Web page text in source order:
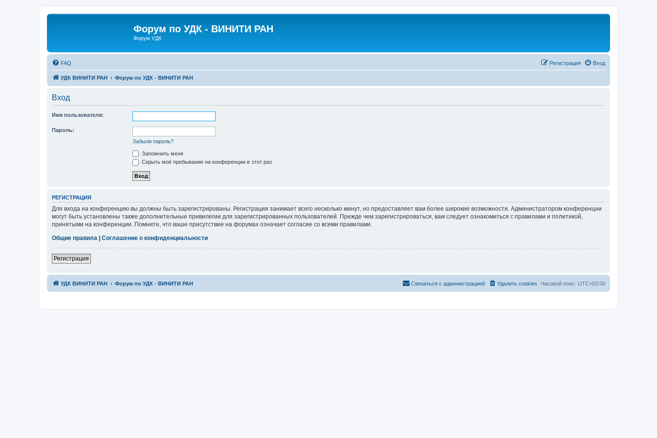
Форум по УДК - ВИНИТИ РАН
Форум УДК
FAQ Вход
Регистрация
УДК ВИНИТИ РАН Форум по УДК - ВИНИТИ РАН
Вход
Имя пользователя:
Пароль:
Забыли пароль?
Запомнить меня
Скрыть моё пребывание на конференции в этот раз
РЕГИСТРАЦИЯ
Для входа на конференцию вы должны быть зарегистрированы. Регистрация занимает всего несколько минут, но предоставляет вам более широкие возможности. Администратором конференции
могут быть установлены также дополнительные привилегии для зарегистрированных пользователей. Прежде чем зарегистрироваться, вам следует ознакомиться с правилами и политикой,
принятыми на конференции. Помните, что ваше присутствие на форумах означает согласие со всеми правилами.
Общие правила
Соглашение о конфиденциальности
Регистрация
УДК ВИНИТИ РАН Форум по УДК - ВИНИТИ РАН Часовой пояс: UTC+03:00
Удалить cookies
Связаться с администрацией